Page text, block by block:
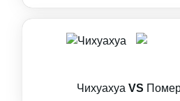
Чихуахуа VS